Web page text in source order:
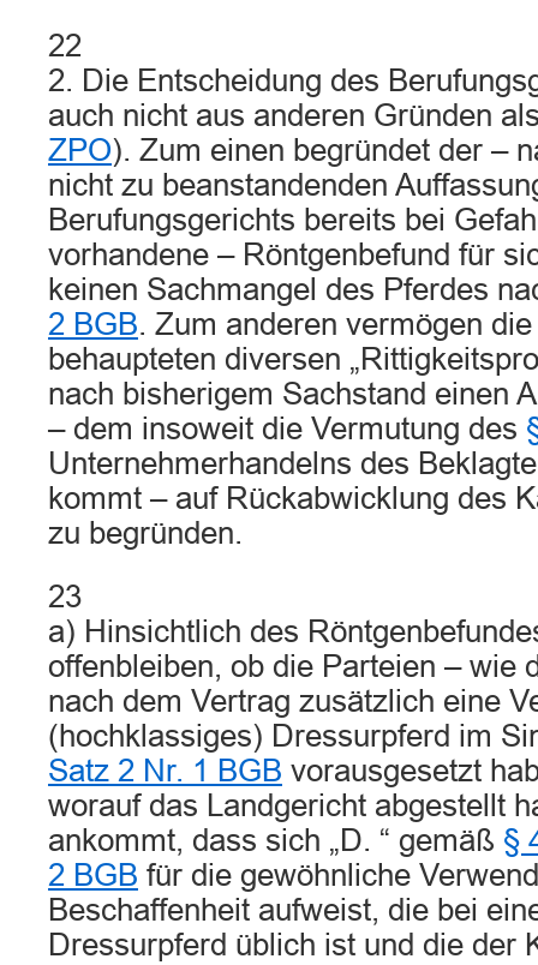
22
2. Die Entscheidung des
auch nicht aus anderen Gründen
ZPO). Zum einen begründet der –
nicht zu beanstandenden
Berufungsgerichts bereits bei
vorhandene – Röntgenbefund für
keinen Sachmangel des Pferdes
2 BGB. Zum anderen vermögen
behaupteten diversen
nach bisherigem Sachstand einen
– dem insoweit die Vermutung des
Unternehmerhandelns des
kommt – auf Rückabwicklung des
zu begründen.
23
a) Hinsichtlich des
offenbleiben, ob die Parteien – wie
nach dem Vertrag zusätzlich eine
(hochklassiges) Dressurpferd im
Satz 2 Nr. 1 BGB vorausgesetzt
worauf das Landgericht abgestellt
ankommt, dass sich „D. “ gemäß §
2 BGB für die gewöhnliche
Beschaffenheit aufweist, die bei
Dressurpferd üblich ist und die der